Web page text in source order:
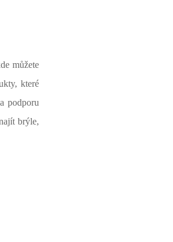
můžete
které
podporu
brýle,